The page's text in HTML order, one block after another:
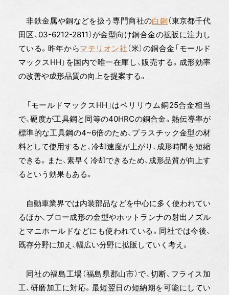
非鉄金属や銅などを扱う専門商社の白銅（東京都千代
田区、03-6212-2811）が金型向け銅合金の拡販に注力し
ている。昨年からマテリオン社 （米）の銅合金「モールド
マックスHH」を国内で唯一在庫し、販売する。成形効率
の改善や成形品質の向上を提案する。
「モールドマックスHH」はベリリウム銅25合金相当
で、硬度が工具鋼と同等の40HRCの銅合金。熱伝導率が
標準的な工具鋼の4~6倍のため、プラスチック金型の材
料として使用すると、冷却速度が上がり、成形時間を短縮
できる。また、素早く冷却できるため、成形品質が向上す
るという効果もある。
自動車業界では内装部品などを中心に多く使われてい
るほか、ブロー成形の金型やホットランナの射出ノズル
とマニホールドなどにも使われている。同社では今後、
既存分野に加え、幅広い分野に拡販していく考え。
同社の福島工場（福島県郡山市）で、切断、フライス加
工、研磨加工に対応。最短翌日の短納期を可能にしてい